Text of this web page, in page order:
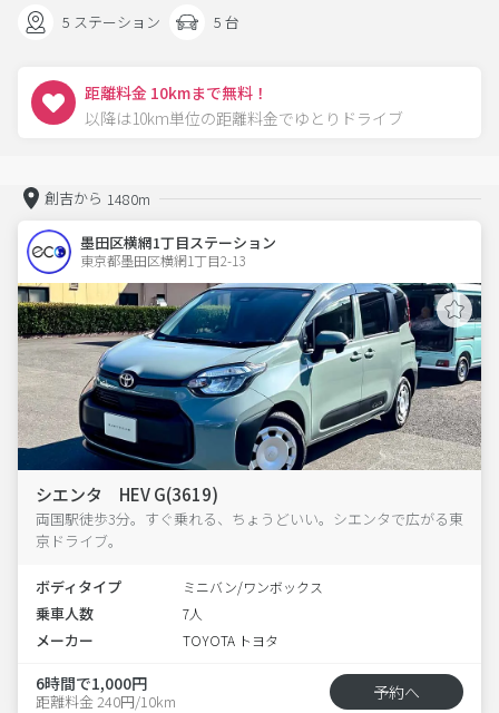
5 ステーション 5 台
距離料金 10kmまで無料！
以降は10km単位の距離料金でゆとりドライブ
創吉から 1480m
墨田区横網1丁目ステーション
東京都墨田区横網1丁目2-13
シエンタ HEV G(3619)
両国駅徒歩3分。すぐ乗れる、ちょうどいい。シエンタで広がる東
京ドライブ。
ボディタイプ ミニバン/ワンボックス
乗車人数 7人
メーカー TOYOTA トヨタ
6時間で1,000円
距離料金 240円/10km 予約へ